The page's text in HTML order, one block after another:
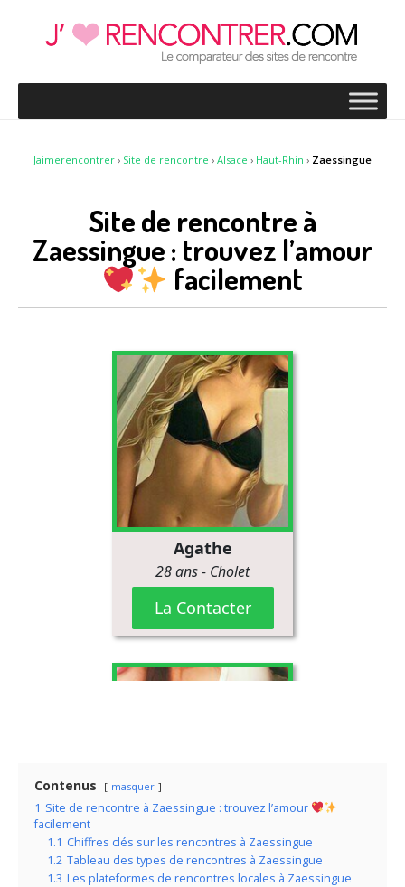
Jaimerencontrer › Site de rencontre › Alsace › Haut-Rhin › Zaessingue
Site de rencontre à
Zaessingue : trouvez l’amour
facilement
Contenus masquer
1 Site de rencontre à Zaessingue : trouvez l’amour
facilement
1.1 Chiffres clés sur les rencontres à Zaessingue
1.2 Tableau des types de rencontres à Zaessingue
1.3 Les plateformes de rencontres locales à Zaessingue